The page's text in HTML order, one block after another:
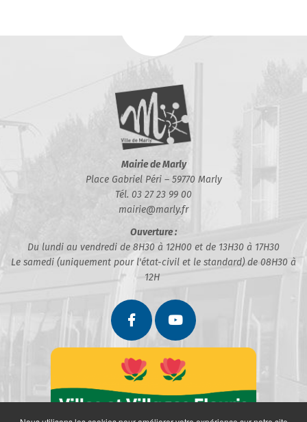
Mairie de Marly
Place Gabriel Péri – 59770 Marly
Tél. 03 27 23 99 00
mairie@marly.fr
Ouverture :
Du lundi au vendredi de 8H30 à 12H00 et de 13H30 à 17H30
Le samedi (uniquement pour l'état-civil et le standard) de 08H30 à
12H